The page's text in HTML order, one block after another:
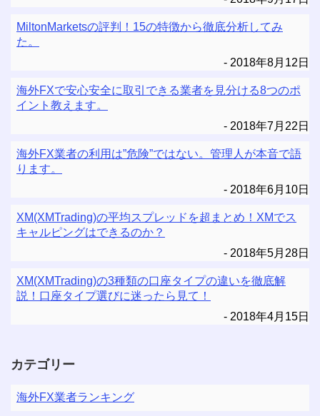
MiltonMarketsの評判！15の特徴から徹底分析してみ
た。
2018年8月12日
海外FXで安心安全に取引できる業者を見分ける8つのポ
イント教えます。
2018年7月22日
海外FX業者の利用は”危険”ではない。管理人が本音で語
ります。
2018年6月10日
XM(XMTrading)の平均スプレッドを超まとめ！XMでス
キャルピングはできるのか？
2018年5月28日
XM(XMTrading)の3種類の口座タイプの違いを徹底解
説！口座タイプ選びに迷ったら見て！
2018年4月15日
カテゴリー
海外FX業者ランキング